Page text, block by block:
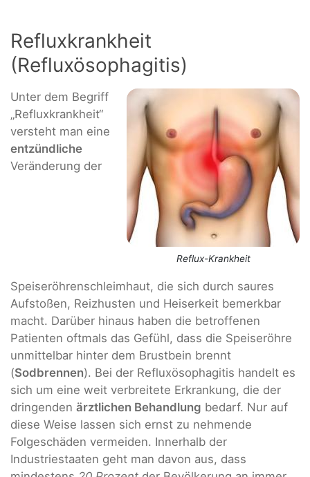
Refluxkrankheit
(Refluxösophagitis)
Reflux-Krankheit
Unter dem Begriff
„Refluxkrankheit“
versteht man eine
entzündliche
Veränderung der
Speiseröhrenschleimhaut, die sich durch saures
Aufstoßen, Reizhusten und Heiserkeit bemerkbar
macht. Darüber hinaus haben die betroffenen
Patienten oftmals das Gefühl, dass die Speiseröhre
unmittelbar hinter dem Brustbein brennt
(Sodbrennen). Bei der Refluxösophagitis handelt es
sich um eine weit verbreitete Erkrankung, die der
dringenden ärztlichen Behandlung bedarf. Nur auf
diese Weise lassen sich ernst zu nehmende
Folgeschäden vermeiden. Innerhalb der
Industriestaaten geht man davon aus, dass